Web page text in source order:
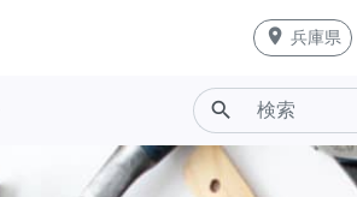
place 兵庫県
search